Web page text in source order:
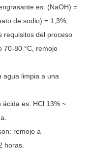
es: (NaOH) =
de sodio) = 1,3%;
requisitos del proceso
70-80 °C, remojo
agua limpia a una
es: HCl 13% ~
remojo a
horas.